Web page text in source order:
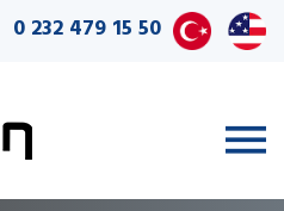
0 232 479 15 50